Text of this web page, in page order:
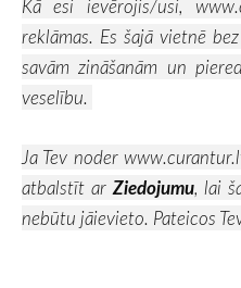
Kā esi ievērojis/usi,
reklāmas. Es šajā vietnē
savām zināšanām un
veselību.
Ja Tev noder
atbalstīt ar Ziedojumu, lai
nebūtu jāievieto. Pateicos